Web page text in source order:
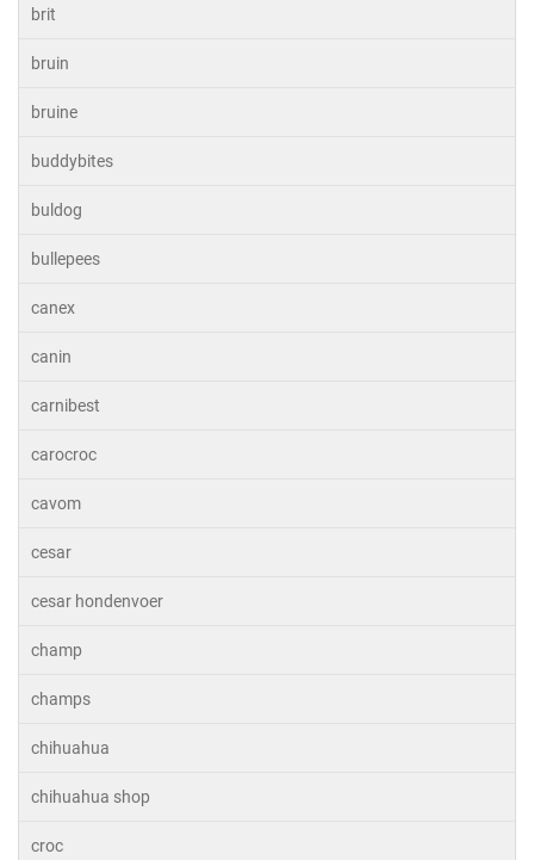
brit
bruin
bruine
buddybites
buldog
bullepees
canex
canin
carnibest
carocroc
cavom
cesar
cesar hondenvoer
champ
champs
chihuahua
chihuahua shop
croc